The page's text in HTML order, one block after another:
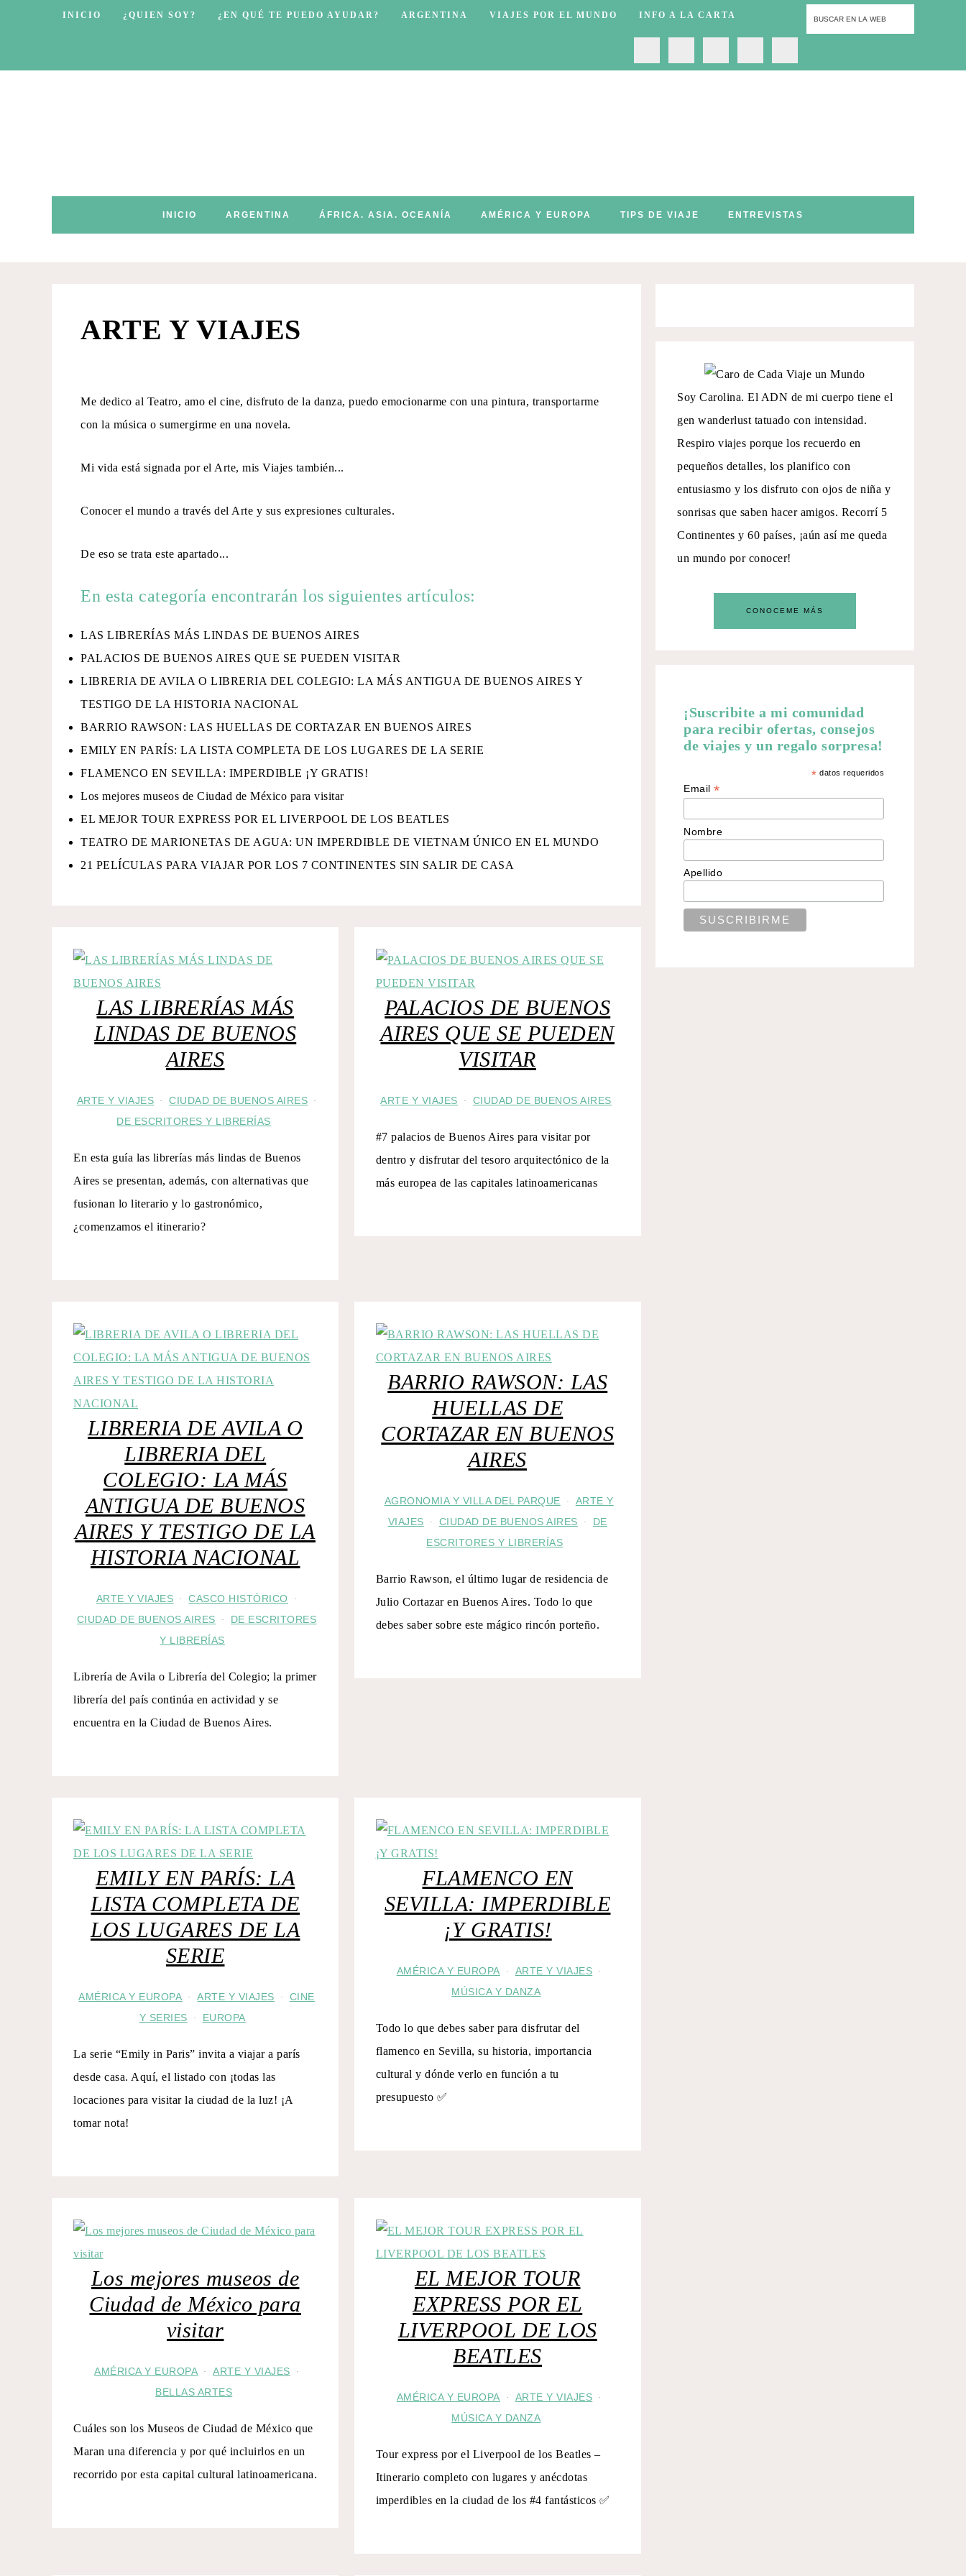
INICIO ¿QUIEN SOY? ¿EN QUÉ TE PUEDO AYUDAR? ARGENTINA VIAJES POR EL MUNDO INFO A LA CARTA
INICIO ARGENTINA ÁFRICA. ASIA. OCEANÍA AMÉRICA Y EUROPA TIPS DE VIAJE ENTREVISTAS
ARTE Y VIAJES
Me dedico al Teatro, amo el cine, disfruto de la danza, puedo emocionarme con una pintura, transportarme
con la música o sumergirme en una novela.
Mi vida está signada por el Arte, mis Viajes también...
Conocer el mundo a través del Arte y sus expresiones culturales.
De eso se trata este apartado...
En esta categoría encontrarán los siguientes artículos:
LAS LIBRERÍAS MÁS LINDAS DE BUENOS AIRES
PALACIOS DE BUENOS AIRES QUE SE PUEDEN VISITAR
LIBRERIA DE AVILA O LIBRERIA DEL COLEGIO: LA MÁS ANTIGUA DE BUENOS AIRES Y
TESTIGO DE LA HISTORIA NACIONAL
BARRIO RAWSON: LAS HUELLAS DE CORTAZAR EN BUENOS AIRES
EMILY EN PARÍS: LA LISTA COMPLETA DE LOS LUGARES DE LA SERIE
FLAMENCO EN SEVILLA: IMPERDIBLE ¡Y GRATIS!
Los mejores museos de Ciudad de México para visitar
EL MEJOR TOUR EXPRESS POR EL LIVERPOOL DE LOS BEATLES
TEATRO DE MARIONETAS DE AGUA: UN IMPERDIBLE DE VIETNAM ÚNICO EN EL MUNDO
21 PELÍCULAS PARA VIAJAR POR LOS 7 CONTINENTES SIN SALIR DE CASA
LAS LIBRERÍAS MÁS
LINDAS DE BUENOS
AIRES
ARTE Y VIAJES · CIUDAD DE BUENOS AIRES ·
DE ESCRITORES Y LIBRERÍAS
En esta guía las librerías más lindas de Buenos
Aires se presentan, además, con alternativas que
fusionan lo literario y lo gastronómico,
¿comenzamos el itinerario?
PALACIOS DE BUENOS
AIRES QUE SE PUEDEN
VISITAR
ARTE Y VIAJES · CIUDAD DE BUENOS AIRES
#7 palacios de Buenos Aires para visitar por
dentro y disfrutar del tesoro arquitectónico de la
más europea de las capitales latinoamericanas
LIBRERIA DE AVILA O
LIBRERIA DEL
COLEGIO: LA MÁS
ANTIGUA DE BUENOS
AIRES Y TESTIGO DE LA
HISTORIA NACIONAL
ARTE Y VIAJES · CASCO HISTÓRICO ·
CIUDAD DE BUENOS AIRES ·
DE ESCRITORES
Y LIBRERÍAS
Librería de Avila o Librería del Colegio; la primer
librería del país continúa en actividad y se
encuentra en la Ciudad de Buenos Aires.
BARRIO RAWSON: LAS
HUELLAS DE
CORTAZAR EN BUENOS
AIRES
AGRONOMIA Y VILLA DEL PARQUE ·
ARTE Y
VIAJES
· CIUDAD DE BUENOS AIRES ·
DE
ESCRITORES Y LIBRERÍAS
Barrio Rawson, el último lugar de residencia de
Julio Cortazar en Buenos Aires. Todo lo que
debes saber sobre este mágico rincón porteño.
EMILY EN PARÍS: LA
LISTA COMPLETA DE
LOS LUGARES DE LA
SERIE
AMÉRICA Y EUROPA · ARTE Y VIAJES ·
CINE
Y SERIES
· EUROPA
La serie “Emily in Paris” invita a viajar a parís
desde casa. Aquí, el listado con ¡todas las
locaciones para visitar la ciudad de la luz! ¡A
tomar nota!
FLAMENCO EN
SEVILLA: IMPERDIBLE
¡Y GRATIS!
AMÉRICA Y EUROPA · ARTE Y VIAJES ·
MÚSICA Y DANZA
Todo lo que debes saber para disfrutar del
flamenco en Sevilla, su historia, importancia
cultural y dónde verlo en función a tu
presupuesto ✅
Los mejores museos de
Ciudad de México para
visitar
AMÉRICA Y EUROPA · ARTE Y VIAJES ·
BELLAS ARTES
Cuáles son los Museos de Ciudad de México que
Maran una diferencia y por qué incluirlos en un
recorrido por esta capital cultural latinoamericana.
EL MEJOR TOUR
EXPRESS POR EL
LIVERPOOL DE LOS
BEATLES
AMÉRICA Y EUROPA · ARTE Y VIAJES ·
MÚSICA Y DANZA
Tour express por el Liverpool de los Beatles –
Itinerario completo con lugares y anécdotas
imperdibles en la ciudad de los #4 fantásticos ✅
Soy Carolina. El ADN de mi cuerpo tiene el
gen wanderlust tatuado con intensidad.
Respiro viajes porque los recuerdo en
pequeños detalles, los planifico con
entusiasmo y los disfruto con ojos de niña y
sonrisas que saben hacer amigos. Recorrí 5
Continentes y 60 países, ¡aún así me queda
un mundo por conocer!
CONOCEME MÁS
¡Suscribite a mi comunidad
para recibir ofertas, consejos
de viajes y un regalo sorpresa!
* datos requeridos
Email *
Nombre
Apellido